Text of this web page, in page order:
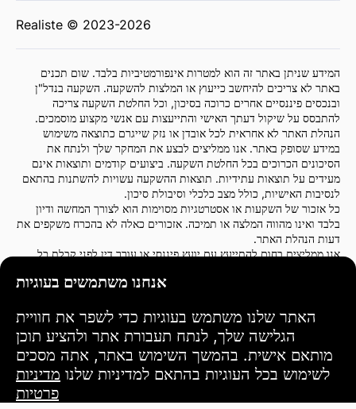
אנחנו משתמשים בעוגיות
האתר שלנו משתמש בעוגיות כדי לשפר את חוויית
הגלישה שלך, לנתח תעבורת אתר ולהציע תוכן
מותאם אישית. בהמשך השימוש באתר, אתה מסכים
לשימוש בכל העוגיות בהתאם למדיניות שלנו מדיניות
פרטיות
Realiste © 2023-2026
המידע שניתן באתר זה הוא למטרות אינפורמטיביות בלבד. שום תכנים
באתר לא צריכים להיחשב כייעוץ או המלצות להשקעה. השקעה בנדל"ן
ובנכסים פיננסיים אחרים כרוכה בסיכון, וכל החלטת השקעה צריכה
להתבסס על שיקול דעתך האישי והתייעצות עם אנשי מקצוע מוסמכים.
הנהלת האתר לא אחראית לכל אובדן או נזק שייגרם כתוצאה משימוש
במידע שסופק באתר. אנו ממליצים לבצע את המחקר שלך ולנתח את
הסיכונים הכרוכים בכל החלטת השקעה. ביצועים קודמים ותוצאות אינם
מעידים על תוצאות עתידיות. תוצאות ההשקעה עשויות להשתנות בהתאם
לנסיבות האישיות, כולל מצב כלכלי וסיבולת סיכון.
כל אזכור של השקעות או אסטרטגיות מסוימות הוא לצורך המחשה ודיון
בלבד ואינו מהווה המלצה או תמיכה. אזכורים כאלה לא בהכרח משקפים את
דעות הנהלת האתר.
אנו ממליצים בחום להתייעץ עם יועץ פיננסי או עורך דין לפני קבלת כל
לכל אובדן או נזק ישיר או עקיף שנגרם כתוצאה משימוש במידע שסופק
אנא השתמש בזהירות ושקול היטב בעת קבלת החלטות השקעה.
תנאי שימוש